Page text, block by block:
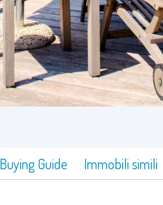
Buying Guide Immobili simili